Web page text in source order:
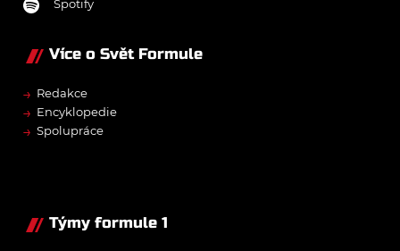
Spotify
Více o Svět Formule
→ Redakce
→ Encyklopedie
→ Spolupráce
Týmy formule 1